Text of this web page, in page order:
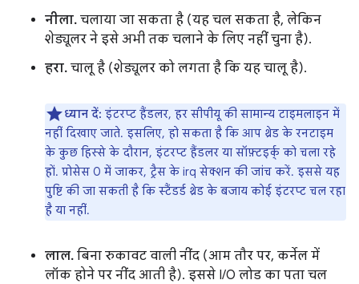
नीला. चलाया जा सकता है (यह चल सकता है, लेकिन
शेड्यूलर ने इसे अभी तक चलाने के लिए नहीं चुना है).
हरा. चालू है (शेड्यूलर को लगता है कि यह चालू है).
ध्यान दें: इंटरप्ट हैंडलर, हर सीपीयू की सामान्य टाइमलाइन में
नहीं दिखाए जाते. इसलिए, हो सकता है कि आप थ्रेड के रनटाइम
के कुछ हिस्से के दौरान, इंटरप्ट हैंडलर या सॉफ़्टइर्क् को चला रहे
हों. प्रोसेस 0 में जाकर, ट्रैस के irq सेक्शन की जांच करें. इससे यह
पुष्टि की जा सकती है कि स्टैंडर्ड थ्रेड के बजाय कोई इंटरप्ट चल रहा
है या नहीं.
लाल. बिना रुकावट वाली नींद (आम तौर पर, कर्नेल में
लॉक होने पर नींद आती है). इससे I/O लोड का पता चल